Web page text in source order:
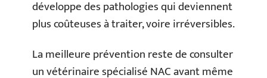
développe des pathologies qui deviennent
plus coûteuses à traiter, voire irréversibles.
La meilleure prévention reste de consulter
un vétérinaire spécialisé NAC avant même